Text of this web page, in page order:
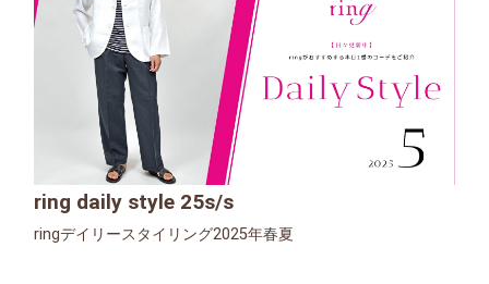
ring daily style 25s/s
ringデイリースタイリング2025年春夏